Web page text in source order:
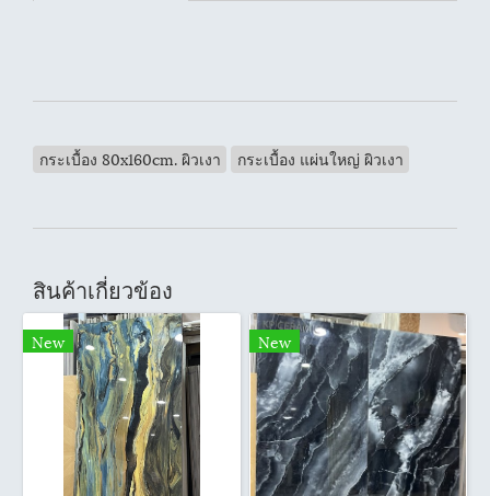
กระเบื้อง 80x160cm. ผิวเงา กระเบื้อง แผ่นใหญ่ ผิวเงา
สินค้าเกี่ยวข้อง
New New